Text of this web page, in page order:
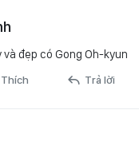
và đẹp có Gong Oh-kyun
Thích Trả lời